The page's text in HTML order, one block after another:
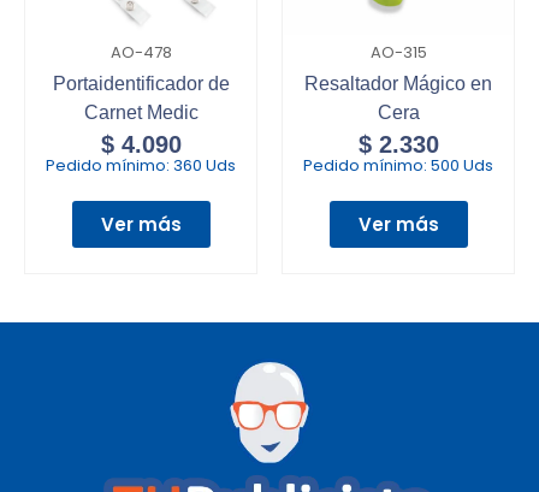
AO-478
Portaidentificador de
Carnet Medic
$4.090
Pedido mínimo: 360 Uds
Ver más
AO-315
Resaltador Mágico en
Cera
$2.330
Pedido mínimo: 500 Uds
Ver más